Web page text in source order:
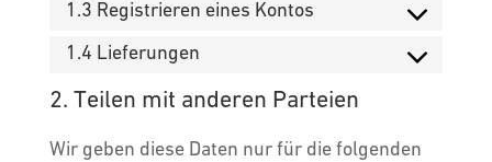
1.3 Registrieren eines Kontos
1.4 Lieferungen
2. Teilen mit anderen Parteien
Wir geben diese Daten nur für die folgenden